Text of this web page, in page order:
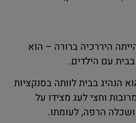
היררכיה ברורה – הוא
עם הילדים.
הנהיג בבית לוותה בסנקציות
וחצי לעג מצידו על
הרפה, לעומתו.